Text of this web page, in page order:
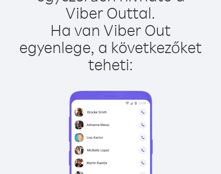
Viber Outtal.
Ha van Viber Out
egyenlege, a következőket
teheti: